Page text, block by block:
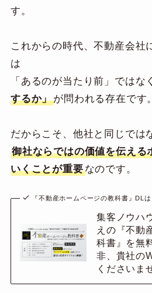
す。
これからの時代、不動産会社
は
「あるのが当たり前」ではな
するか」が問われる存在です。
だからこそ、他社と同じでは
御社ならではの価値を伝える
いくことが重要なのです。
『不動産ホームページの教科書』DLは
集客ノウハ
えの『不動
科書』を無
非、貴社の
くださいま